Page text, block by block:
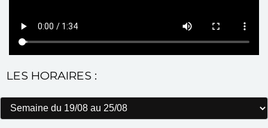
LES HORAIRES :